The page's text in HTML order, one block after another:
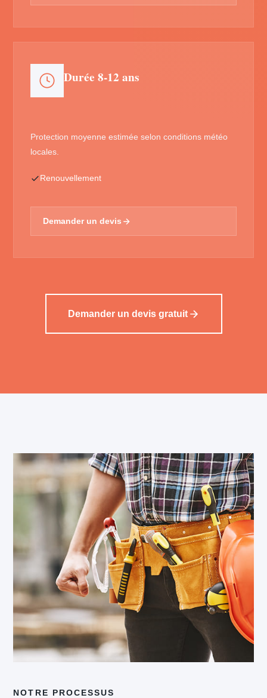
Durée 8-12 ans
Protection moyenne estimée selon conditions météo
locales.
Renouvellement
Demander un devis
Demander un devis gratuit
NOTRE PROCESSUS